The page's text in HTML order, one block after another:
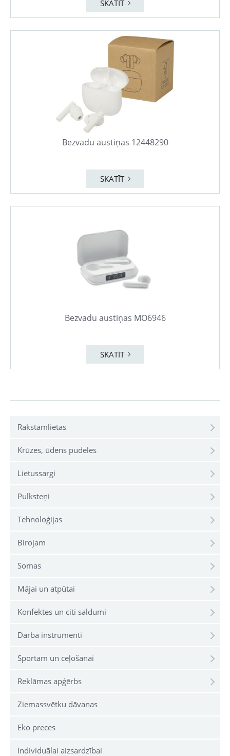
Rakstāmlietas
Krūzes, ūdens pudeles
Lietussargi
Pulksteņi
Tehnoloģijas
Birojam
Somas
Mājai un atpūtai
Konfektes un citi saldumi
Darba instrumenti
Sportam un ceļošanai
Reklāmas apģērbs
Ziemassvētku dāvanas
Eko preces
Individuālai aizsardzībai
SKATĪT
Bezvadu austiņas 12448290
SKATĪT
Bezvadu austiņas MO6946
SKATĪT